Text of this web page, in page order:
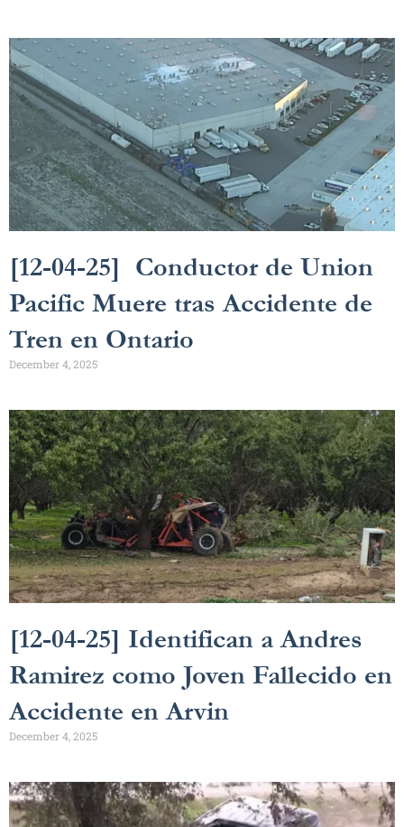
[12-04-25] Conductor de Union
Pacific Muere tras Accidente de
Tren en Ontario
December 4, 2025
[12-04-25] Identifican a Andres
Ramirez como Joven Fallecido en
Accidente en Arvin
December 4, 2025